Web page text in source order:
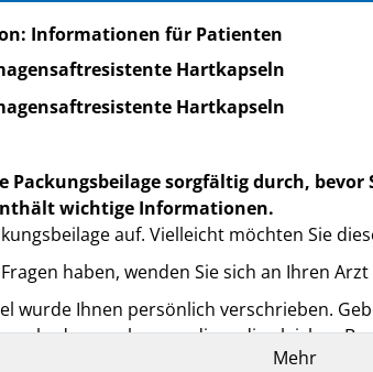
Informationen für Patienten
Hartkapseln
Hartkapseln
Packungsbeilage sorgfältig durch,
wichtige Informationen.
auf. Vielleicht möchten Sie
haben, wenden Sie sich an Ihren
wurde Ihnen persönlich verschrieben.
schaden, auch wenn diese die gleichen
Mehr